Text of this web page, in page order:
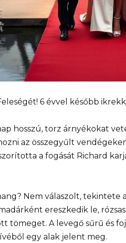
6 évvel később
hosszú, torz árnyékokat
az összegyűlt
a fogását Richard
Nem válaszolt,
ereszkedik le,
tömeget. A levegő sűrű és
egy alak jelent meg.